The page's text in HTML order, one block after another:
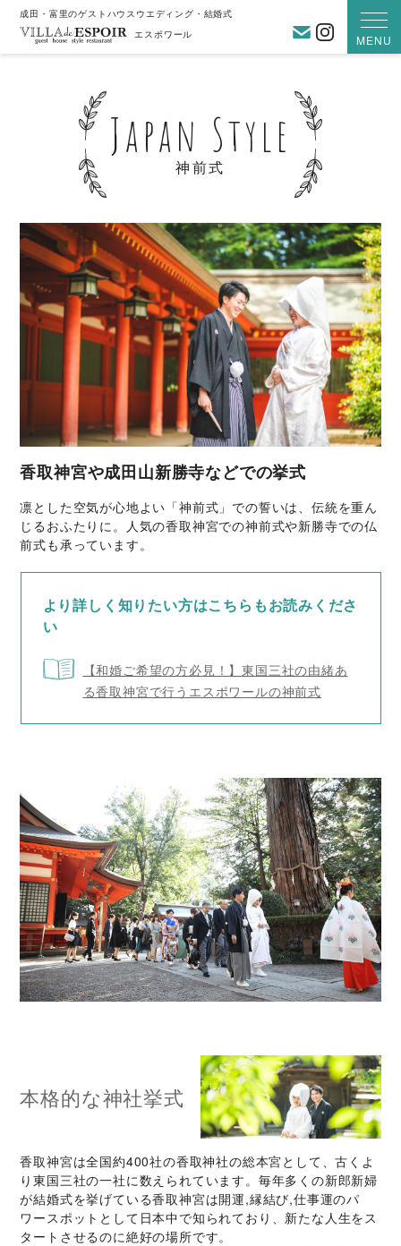
成田・富里のゲストハウスウエディング・結婚式
エスポワール
MENU
お問い合わ
Japan Style
神前式
香取神宮や成田山新勝寺などでの挙式
凛とした空気が心地よい「神前式」での誓いは、伝統を重ん
じるおふたりに。人気の香取神宮での神前式や新勝寺での仏
前式も承っています。
より詳しく知りたい方はこちらもお読みくださ
い
【和婚ご希望の方必見！】東国三社の由緒あ
る香取神宮で行うエスポワールの神前式
本格的な神社挙式
香取神宮は全国約400社の香取神社の総本宮として、古くよ
り東国三社の一社に数えられています。毎年多くの新郎新婦
が結婚式を挙げている香取神宮は開運,縁結び,仕事運のパ
ワースポットとして日本中で知られており、新たな人生をス
タートさせるのに絶好の場所です。